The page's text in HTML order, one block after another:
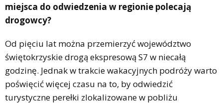
miejsca do odwiedzenia w regionie polecają
drogowcy?
Od pięciu lat można przemierzyć województwo
świętokrzyskie drogą ekspresową S7 w niecałą
godzinę. Jednak w trakcie wakacyjnych podróży warto
poświęcić więcej czasu na to, by odwiedzić
turystyczne perełki zlokalizowane w pobliżu